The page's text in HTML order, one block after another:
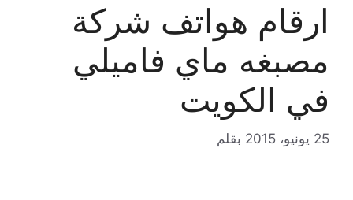
ارقام هواتف شركة
مصبغه ماي فاميلي
في الكويت
25 يونيو، 2015 بقلم